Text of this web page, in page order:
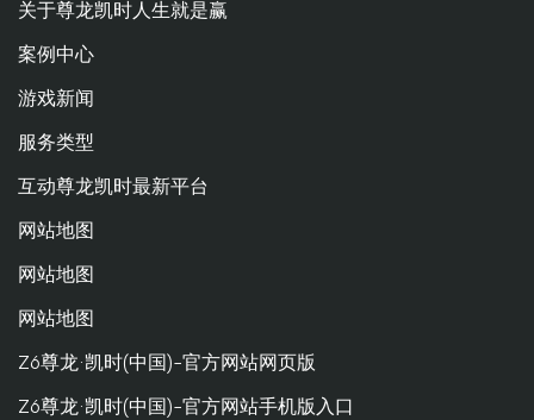
关于尊龙凯时人生就是赢
案例中心
游戏新闻
服务类型
互动尊龙凯时最新平台
网站地图
网站地图
网站地图
Z6尊龙·凯时(中国)-官方网站网页版
Z6尊龙·凯时(中国)-官方网站手机版入口